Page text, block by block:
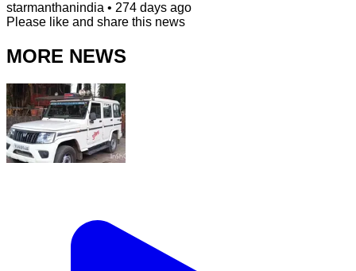
starmanthanindia • 274 days ago
Please like and share this news
MORE NEWS